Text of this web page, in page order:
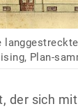
Plan-
der sich